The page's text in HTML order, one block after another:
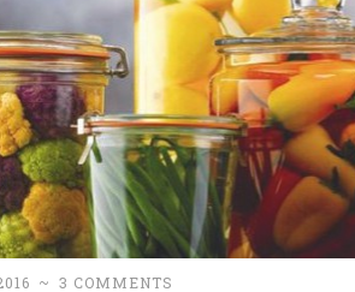
~ 3 COMMENTS